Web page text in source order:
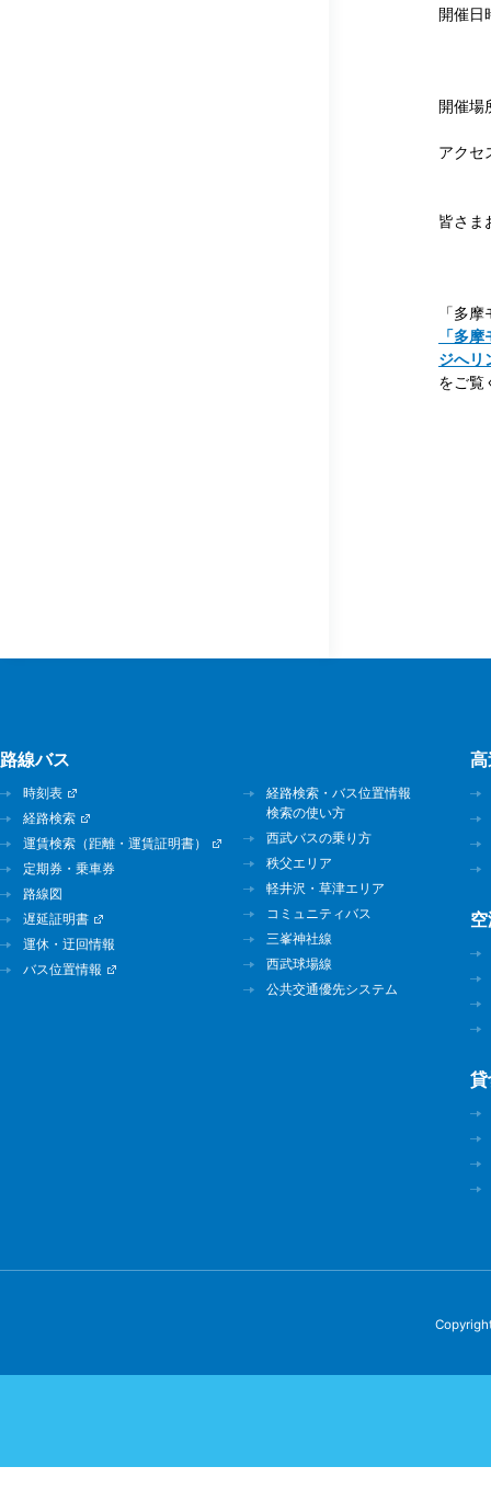
開催日
開催場
アクセ
皆さま
「多
「多
ジへリ
をご
路線バス
時刻表
経路検索
運賃検索（距離・運賃証明書）
定期券・乗車券
路線図
遅延証明書
運休・迂回情報
バス位置情報
経路検索・バス位置情報
検索の使い方
西武バスの乗り方
秩父エリア
軽井沢・草津エリア
コミュニティバス
三峯神社線
西武球場線
公共交通優先システム